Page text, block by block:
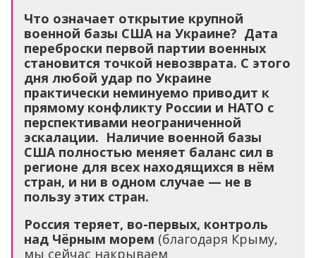
Что означает открытие крупной
военной базы США на Украине? Дата
переброски первой партии военных
становится точкой невозврата. С этого
дня любой удар по Украине
практически неминуемо приводит к
прямому конфликту России и НАТО с
перспективами неограниченной
эскалации. Наличие военной базы
США полностью меняет баланс сил в
регионе для всех находящихся в нём
стран, и ни в одном случае — не в
пользу этих стран.
Россия теряет, во-первых, контроль
над Чёрным морем (благодаря Крыму,
мы сейчас накрываем